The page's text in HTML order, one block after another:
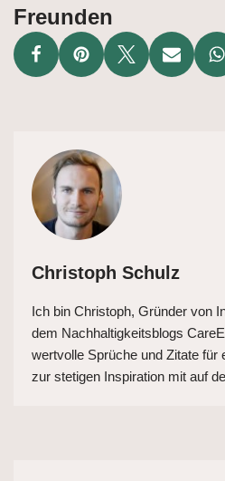
Freunden
Christoph Schulz
Ich bin Christoph, Gründer von
dem Nachhaltigkeitsblogs
wertvolle Sprüche und Zitate für
zur stetigen Inspiration mit auf